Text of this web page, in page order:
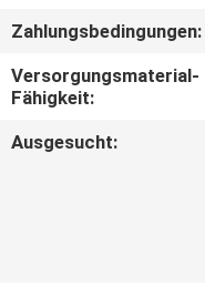
VERBINDUNG
NACHRICHTEN
Zahlungsbedingungen:
Versorgungsmaterial-
Fähigkeit:
Ausgesucht: